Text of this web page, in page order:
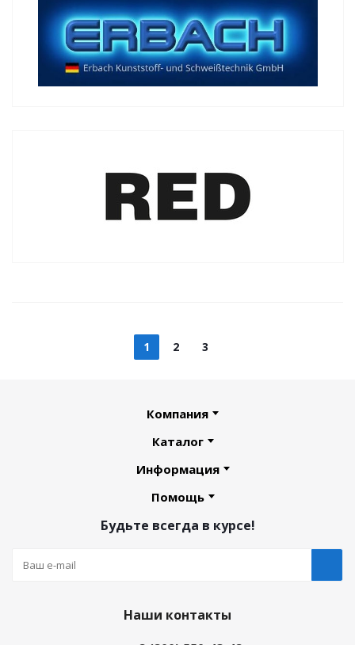
1 2 3
Компания
Каталог
Информация
Помощь
Будьте всегда в курсе!
Наши контакты